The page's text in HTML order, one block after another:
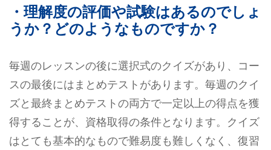
・理解度の評価や試験はあるのでしょ
うか？どのようなものですか？
毎週のレッスンの後に選択式のクイズがあり、コー
スの最後にはまとめテストがあります。毎週のクイ
ズと最終まとめテストの両方で一定以上の得点を獲
得することが、資格取得の条件となります。クイズ
はとても基本的なもので難易度も難しくなく、復習